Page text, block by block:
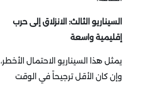
السيناريو الثالث: الانزلاق إلى حرب
إقليمية واسعة
يمثل هذا السيناريو الاحتمال الأخطر،
وإن كان الأقل ترجيحاً في الوقت